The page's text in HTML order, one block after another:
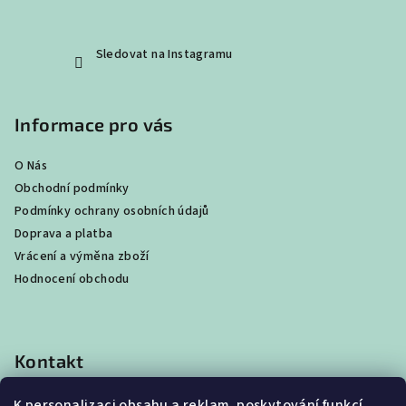
Sledovat na Instagramu
Informace pro vás
O Nás
Obchodní podmínky
Podmínky ochrany osobních údajů
Doprava a platba
Vrácení a výměna zboží
Hodnocení obchodu
Kontakt
shop@best4beast.com